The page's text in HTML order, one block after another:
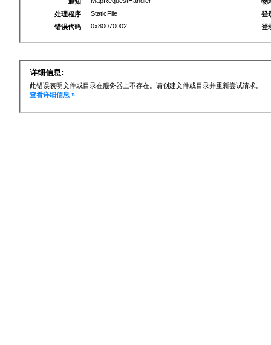
处理程序
StaticFile
错误代码
0x80070002
登
登
详细信息:
此错误表明文件或目录在服务器上不存在。请创建文件或目录并重新尝试请求。
查看详细信息 »